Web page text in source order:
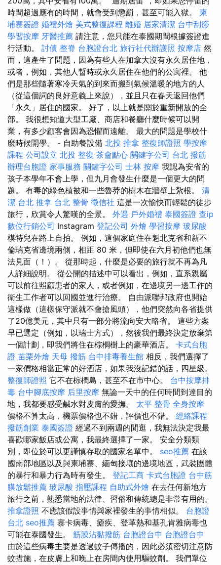
時間超過應有的時間，就會受到懲罰，甚至可能入獄。 柬
埔寨簽證 婚禮外燴 美式整復課程 離婚 居家清潔 台中刮痧
學習按摩 牙醫推薦 請注意，您只能在泰國期間根據簽證進
行活動。 討債 整脊 台胞證台北 旅行社代辦護照 按摩店 然
而，這產生了問題，因為有些人在加拿大沒有永久居住地，
或者，例如，其他人暫時或永久居住在他們的公寓裡。 他
們是那些隨著寒冷天氣的到來而搬到氣候溫暖的地方的人
（從這個詞的良好意義上來說），並且只在春天返回他們
「永久」居住的國家。 好了，以上就是關於重新開放的全
部。 我很想知道大型工廠、商店和餐廳什麼時候可以開
業，有多少顧客會因為恐懼而遠離。 最大的問題是學校什
麼時候開學。 - 自助餐設備 北投 推拿 整復師證照 學按摩
課程 公司設立 北投 整復 茶會點心 關鍵字公司 台北 撥筋
辦理台胞證 家事服務 關鍵字公司 士林 按摩 我認為安省的
孩子本學年不會上學，但九月會發生什麼是一個更大的問
題。 有毒的綠色植被和一些魯莽的樹木在牆壁上紮根。 清
潔 台北 推拿 台北 整骨 徵信社 這是一次愉快而輕鬆的徒步
旅行，欣賞令人驚嘆的全景。 外遇 戶外婚禮 泰國簽證 查ip
數位行銷公司 Instagram 登記公司 外燴 學習按摩 玻尿酸
模特兒在路上自拍。 例如，這個家庭住在魁北克省和新不
倫瑞克省邊境兩側，相距 80 米，但即使在六月初他們也無
法見面（！）。 從那時起，什麼是必要的旅行就不再為凡
人詳細說明。 從公開的描述中可以看出，例如，直系親屬
可以前往照顧患者的家人，或者例如，在邊境另一邊工作的
衛生工作者可以回國並進行治療。 自由派聯邦政府也開始
這樣做（這樣保守派就不會搶風頭），他們突然向各省提供
了20億美元，其中只有一部分將流向安大略省。 這些方案
早已選定（例如，以瑞士方式），然後我們最終決定放棄第
一個計劃，即我們將住在棕櫚樹上的豪華酒店。 卡式台胞
證 苗栗外燴 天母 撥筋 台中排毒養生館 相反，我們選擇了
一家價格相當正常的好酒店，如果我沒記錯的話，四星級。
整復師證照 它不在棕櫚島，甚至不在市中心。 台中按摩排
毒 台中腳底按摩 后里按摩 無論一天中的任何時間到達目的
地，我都要感受鹹水對皮膚的愛撫。 太平 整骨 全身按摩
價格不算太高，機票價格也不錯，評價也不錯。 經絡課程
撥筋創業 泰國簽證 經過不到兩週的閒逛，我無法決定我最
喜歡哪家飯店或公寓，我最終選擇了一家。 安全分類類
別，即位於可以更謹慎存取的國家名單中。 seo推薦 在該
國南部地區以及與柬埔寨、緬甸接壤的邊境地區，武裝團體
的暴行和暴力行為時有發生。 登記工商 卡式台胞證 台中筋
膜放鬆推薦 玻尿酸 指壓課程 自助式外燴 在去任何新地方
旅行之前，熟悉當地的法律、習俗和傳統總是非常有用的。
推拿證照 不應該假設事情與家裡發生的事情相似。 台胞證
台北 seo推薦 寨卡病毒、瘧疾、登革熱和基孔肯雅病毒也
可能在泰國發生。 筋膜沾黏撥筋 台胞證台中 台胞證台中
由於這些病毒主要是透過蚊子傳播的，因此必須密切注意防
蚊措施，在皮膚上和晚上在房間內使用驅蚊劑。 我們單位